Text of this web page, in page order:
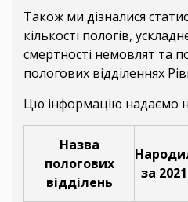
Також ми дізналися
кількості пологів,
смертності немовлят та
пологових відділеннях
Цю інформацію надаємо
Назва
пологових
відділень
за